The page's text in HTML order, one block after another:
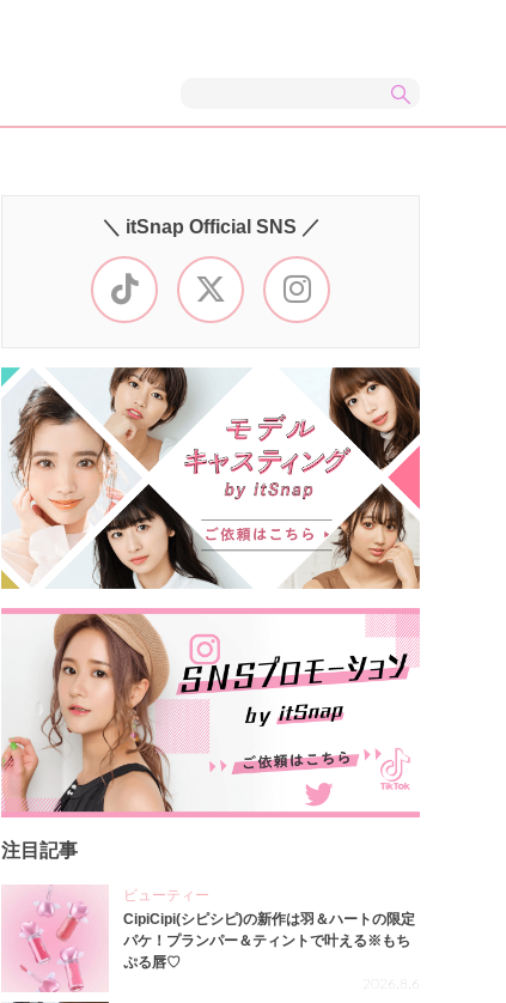
＼ itSnap Official SNS ／
注目記事
ビューティー
CipiCipi(シピシピ)の新作は羽＆ハートの限定
パケ！プランパー＆ティントで叶える※もち
ぷる唇♡
2026.8.6